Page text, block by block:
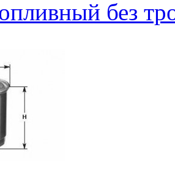
без